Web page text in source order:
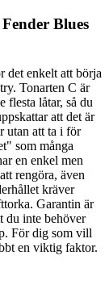
Blues
det enkelt att börja
Tonarten C är
flesta låtar, så du
att det är
utan att ta i för
som många
en enkel men
rengöra, även
kräver
Garantin är
du inte behöver
För dig som vill
en viktig faktor.